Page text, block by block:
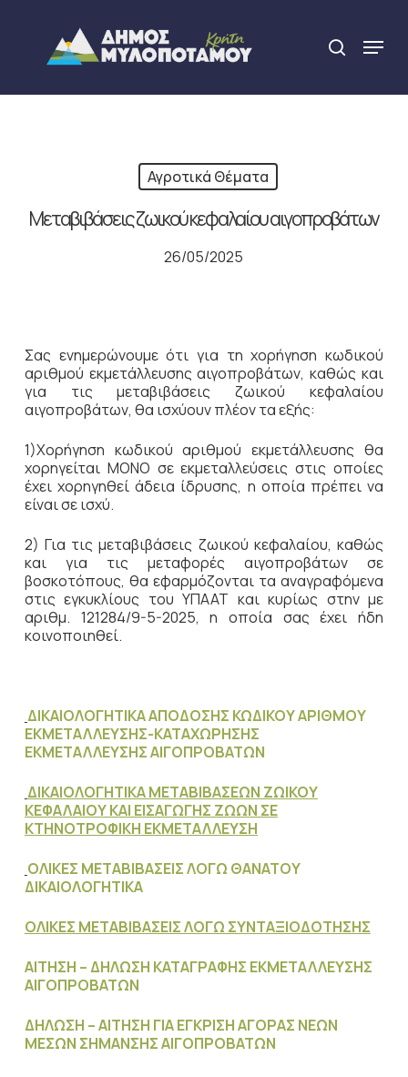
content
search
Menu
Αγροτικά Θέματα
Μεταβιβάσεις ζωικού κεφαλαίου αιγοπροβάτων
26/05/2025
Σας ενημερώνουμε ότι για τη χορήγηση κωδικού
αριθμού εκμετάλλευσης αιγοπροβάτων, καθώς και
για τις μεταβιβάσεις ζωικού κεφαλαίου
αιγοπροβάτων, θα ισχύουν πλέον τα εξής:
1)Χορήγηση κωδικού αριθμού εκμετάλλευσης θα
χορηγείται ΜΟΝΟ σε εκμεταλλεύσεις στις οποίες
έχει χορηγηθεί άδεια ίδρυσης, η οποία πρέπει να
είναι σε ισχύ.
2) Για τις μεταβιβάσεις ζωικού κεφαλαίου, καθώς
και για τις μεταφορές αιγοπροβάτων σε
βοσκοτόπους, θα εφαρμόζονται τα αναγραφόμενα
στις εγκυκλίους του ΥΠΑΑΤ και κυρίως στην με
αριθμ. 121284/9-5-2025, η οποία σας έχει ήδη
κοινοποιηθεί.
ΔΙΚΑΙΟΛΟΓΗΤΙΚΑ ΑΠΟΔΟΣΗΣ ΚΩΔΙΚΟΥ ΑΡΙΘΜΟΥ
ΕΚΜΕΤΑΛΛΕΥΣΗΣ-ΚΑΤΑΧΩΡΗΣΗΣ
ΕΚΜΕΤΑΛΛΕΥΣΗΣ ΑΙΓΟΠΡΟΒΑΤΩΝ
ΔΙΚΑΙΟΛΟΓΗΤΙΚΑ ΜΕΤΑΒΙΒΑΣΕΩΝ ΖΩΙΚΟΥ
ΚΕΦΑΛΑΙΟΥ ΚΑΙ ΕΙΣΑΓΩΓΗΣ ΖΩΩΝ ΣΕ
ΚΤΗΝΟΤΡΟΦΙΚΗ ΕΚΜΕΤΑΛΛΕΥΣΗ
ΟΛΙΚΕΣ ΜΕΤΑΒΙΒΑΣΕΙΣ ΛΟΓΩ ΘΑΝΑΤΟΥ
ΔΙΚΑΙΟΛΟΓΗΤΙΚΑ
ΟΛΙΚΕΣ ΜΕΤΑΒΙΒΑΣΕΙΣ ΛΟΓΩ ΣΥΝΤΑΞΙΟΔΟΤΗΣΗΣ
ΑΙΤΗΣΗ – ΔΗΛΩΣΗ ΚΑΤΑΓΡΑΦΗΣ ΕΚΜΕΤΑΛΛΕΥΣΗΣ
ΑΙΓΟΠΡΟΒΑΤΩΝ
ΔΗΛΩΣΗ – ΑΙΤΗΣΗ ΓΙΑ ΕΓΚΡΙΣΗ ΑΓΟΡΑΣ ΝΕΩΝ
ΜΕΣΩΝ ΣΗΜΑΝΣΗΣ ΑΙΓΟΠΡΟΒΑΤΩΝ
Close